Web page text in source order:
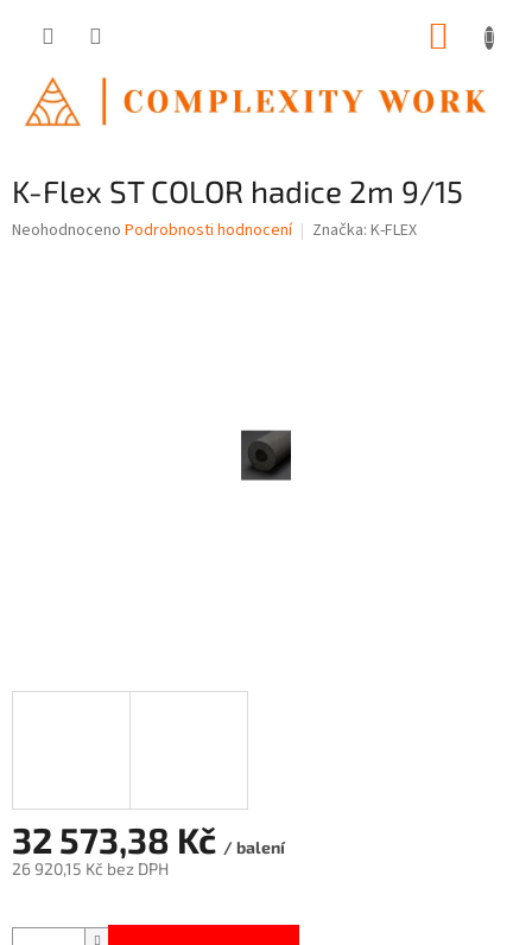
K-Flex ST COLOR hadice 2m 9/15
Průměrné
Neohodnoceno Podrobnosti hodnocení Značka: K-FLEX
32 573,38 Kč / balení
26 920,15 Kč bez DPH
cena: